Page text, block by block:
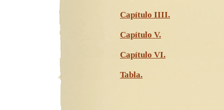
Capítulo IIII.
Capítulo V.
Capítulo VI.
Tabla.